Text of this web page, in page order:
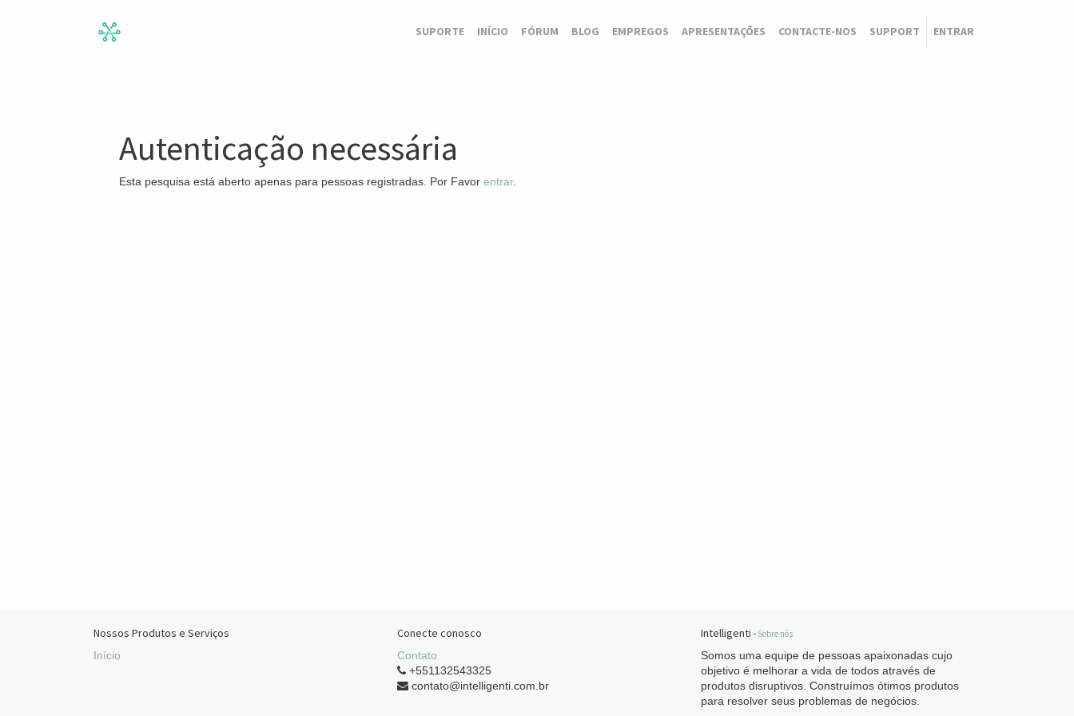
SUPORTE INÍCIO FÓRUM BLOG EMPREGOS APRESENTAÇÕES CONTACTE-NOS SUPPORT ENTRAR
Autenticação necessária
Esta pesquisa está aberto apenas para pessoas registradas. Por Favor entrar.
Nossos Produtos e Serviços
Início
Conecte conosco
Contato
+551132543325
contato@intelligenti.com.br
Intelligenti - Sobre nós
Somos uma equipe de pessoas apaixonadas cujo
objetivo é melhorar a vida de todos através de
produtos disruptivos. Construímos ótimos produtos
para resolver seus problemas de negócios.